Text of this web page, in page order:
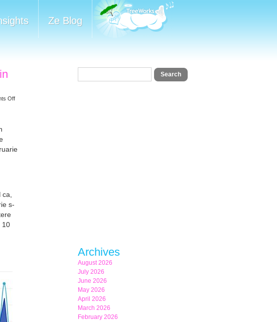
Ze Blog
Offon
social
s-
10
Archives
August 2026
July 2026
June 2026
May 2026
April 2026
March 2026
February 2026